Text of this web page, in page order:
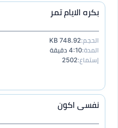
بكره الايام تمر
الحجم:748.92 KB
المدة:4:10 دقيقة
إستماع:2502
نفسى اكون